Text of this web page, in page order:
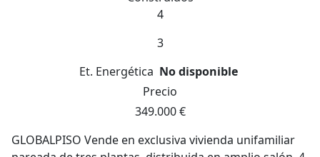
4
3
Et. Energética No disponible
Precio
349.000 €
GLOBALPISO Vende en exclusiva vivienda unifamiliar